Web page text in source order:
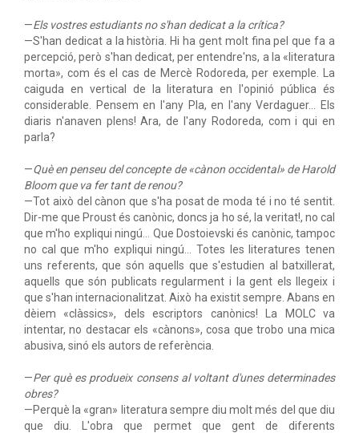
—Els vostres estudiants no s'han dedicat a la crítica?
—S'han dedicat a la història. Hi ha gent molt fina pel que fa a
percepció, però s'han dedicat, per entendre'ns, a la «literatura
morta», com és el cas de Mercè Rodoreda, per exemple. La
caiguda en vertical de la literatura en l'opinió pública és
considerable. Pensem en l'any Pla, en l'any Verdaguer… Els
diaris n'anaven plens! Ara, de l'any Rodoreda, com i qui en
parla?
—Què en penseu del concepte de «cànon occidental» de Harold
Bloom que va fer tant de renou?
—Tot això del cànon que s'ha posat de moda té i no té sentit.
Dir-me que Proust és canònic, doncs ja ho sé, la veritat!, no cal
que m'ho expliqui ningú… Que Dostoievski és canònic, tampoc
no cal que m'ho expliqui ningú… Totes les literatures tenen
uns referents, que són aquells que s'estudien al batxillerat,
aquells que són publicats regularment i la gent els llegeix i
que s'han internacionalitzat. Això ha existit sempre. Abans en
dèiem «clàssics», dels escriptors canònics! La MOLC va
intentar, no destacar els «cànons», cosa que trobo una mica
abusiva, sinó els autors de referència.
—Per què es produeix consens al voltant d'unes determinades
obres?
—Perquè la «gran» literatura sempre diu molt més del que diu
que diu. L'obra que permet que gent de diferents